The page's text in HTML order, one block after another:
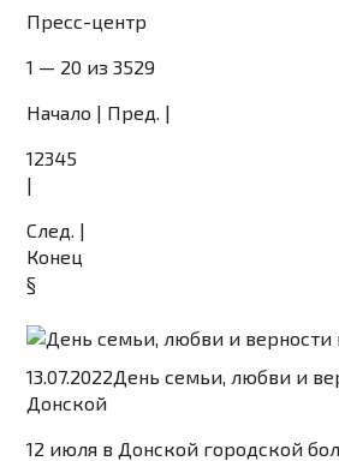
Пресс-центр
1 — 20 из 3529
Начало | Пред. |
12345
|
След. |
Конец
§
13.07.2022День семьи, любви и
Донской
12 июля в Донской городской